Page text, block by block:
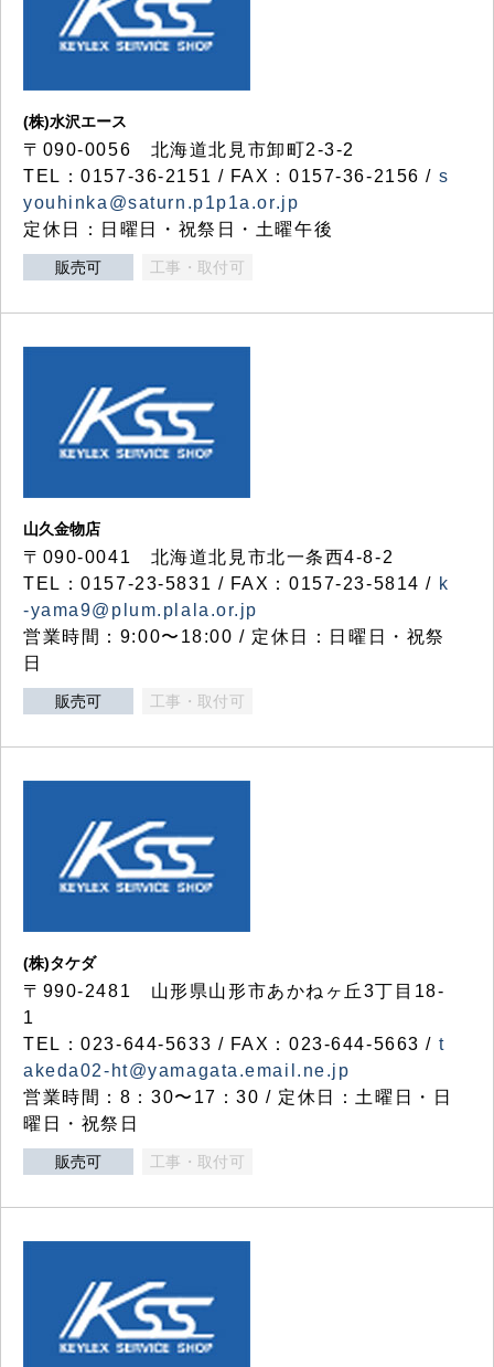
(株)水沢エース
〒090-0056 北海道北見市卸町2-3-2
TEL：0157-36-2151 / FAX：0157-36-2156 / s
youhinka@saturn.p1p1a.or.jp
定休日：日曜日・祝祭日・土曜午後
販売可 工事・取付可
山久金物店
〒090-0041 北海道北見市北一条西4-8-2
TEL：0157-23-5831 / FAX：0157-23-5814 / k
-yama9@plum.plala.or.jp
営業時間：9:00〜18:00 / 定休日：日曜日・祝祭
日
販売可 工事・取付可
(株)タケダ
〒990-2481 山形県山形市あかねヶ丘3丁目18-
1
TEL：023-644-5633 / FAX：023-644-5663 / t
akeda02-ht@yamagata.email.ne.jp
営業時間：8：30〜17：30 / 定休日：土曜日・日
曜日・祝祭日
販売可 工事・取付可